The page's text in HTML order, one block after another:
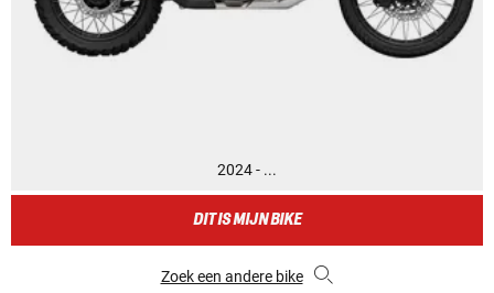
2024 - ...
DIT IS MIJN BIKE
Zoek een andere bike